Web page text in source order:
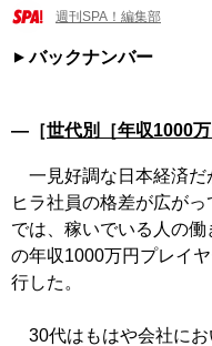
週刊SPA！編集部
バックナンバー
―［世代別［年収1000
一見好調な日本経済だ
ヒラ社員の格差が広がっ
では、稼いでいる人の
の年収1000万円プレイ
行した。
30代はもはや会社にお